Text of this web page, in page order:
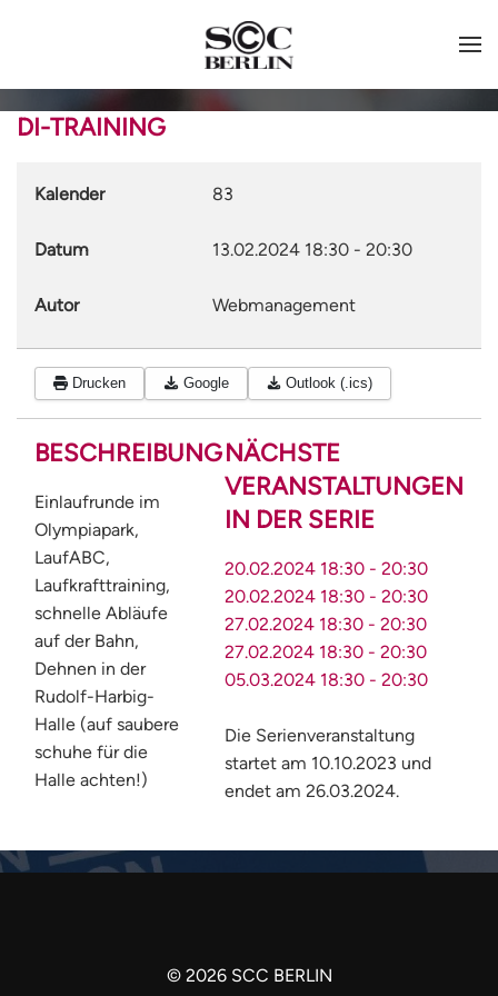
DI-TRAINING
Kalender 83
Datum 13.02.2024 18:30 - 20:30
Autor Webmanagement
Drucken Google Outlook (.ics)
BESCHREIBUNG
Einlaufrunde im
Olympiapark,
LaufABC,
Laufkrafttraining,
schnelle Abläufe
auf der Bahn,
Dehnen in der
Rudolf-Harbig-
Halle (auf saubere
schuhe für die
Halle achten!)
NÄCHSTE
VERANSTALTUNGEN
IN DER SERIE
20.02.2024 18:30 - 20:30
20.02.2024 18:30 - 20:30
27.02.2024 18:30 - 20:30
27.02.2024 18:30 - 20:30
05.03.2024 18:30 - 20:30
Die Serienveranstaltung
startet am 10.10.2023 und
endet am 26.03.2024.
© 2026SCC BERLIN